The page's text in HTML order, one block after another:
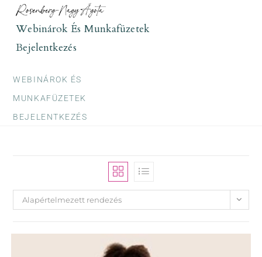
contentWebinárok És Munkafüzetek
Bejelentkezés
WEBINÁROK ÉS
MUNKAFÜZETEK
BEJELENTKEZÉS
Alapértelmezett rendezés